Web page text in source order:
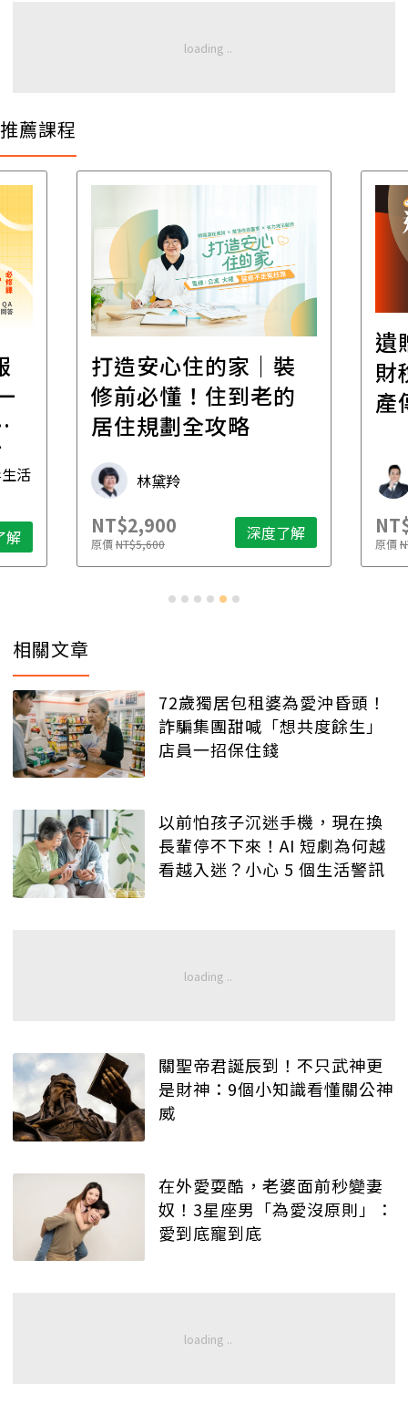
推薦課程
活
解
打造安心住的家｜裝
修前必懂！住到老的
居住規劃全攻略
林黛羚
NT$2,900
原價NT$5,600 深度了解
遺
財
產
原價
相關文章
72歲獨居包租婆為愛沖昏頭！
詐騙集團甜喊「想共度餘生」
店員一招保住錢
以前怕孩子沉迷手機，現在換
長輩停不下來！AI 短劇為何越
看越入迷？小心 5 個生活警訊
關聖帝君誕辰到！不只武神更
是財神：9個小知識看懂關公神
威
在外愛耍酷，老婆面前秒變妻
奴！3星座男「為愛沒原則」：
愛到底寵到底